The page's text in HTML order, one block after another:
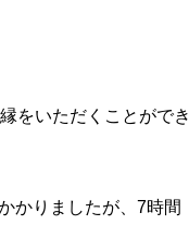
をいただくことができ
かりましたが、7時間